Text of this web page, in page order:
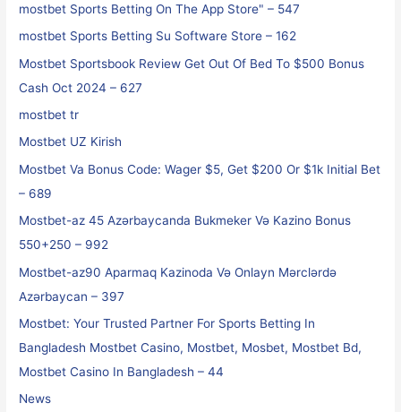
‎mostbet Sports Betting On The App Store" – 547
‎mostbet Sports Betting Su Software Store – 162
Mostbet Sportsbook Review Get Out Of Bed To $500 Bonus
Cash Oct 2024 – 627
mostbet tr
Mostbet UZ Kirish
Mostbet Va Bonus Code: Wager $5, Get $200 Or $1k Initial Bet
– 689
Mostbet-az 45 Azərbaycanda Bukmeker Və Kazino Bonus
550+250 – 992
Mostbet-az90 Aparmaq Kazinoda Və Onlayn Mərclərdə
Azərbaycan – 397
Mostbet: Your Trusted Partner For Sports Betting In
Bangladesh Mostbet Casino, Mostbet, Mosbet, Mostbet Bd,
Mostbet Casino In Bangladesh – 44
News